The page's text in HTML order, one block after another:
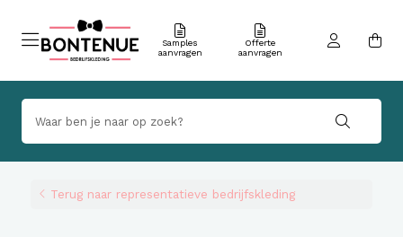
Samples
aanvragen
Offerte
aanvragen
Terug naar representatieve bedrijfskleding